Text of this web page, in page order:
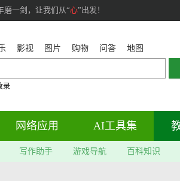
磨一剑，让我们从“心”出发！
影视 图片 购物 问答 地图
录
网络应用 AI工具集
写作助手 游戏导航 百科知识